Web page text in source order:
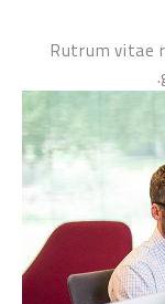
Rutrum vitae